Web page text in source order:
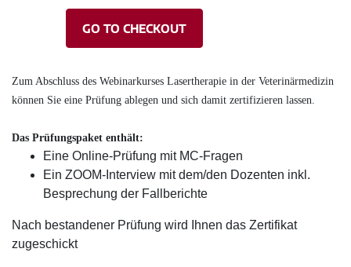
GO TO CHECKOUT
Zum Abschluss des Webinarkurses Lasertherapie in der Veterinärmedizin
können Sie eine Prüfung ablegen und sich damit zertifizieren lassen.
Das Prüfungspaket enthält:
Eine Online-Prüfung mit MC-Fragen
Ein ZOOM-Interview mit dem/den Dozenten inkl.
Besprechung der Fallberichte
Nach bestandener Prüfung wird Ihnen das Zertifikat
zugeschickt